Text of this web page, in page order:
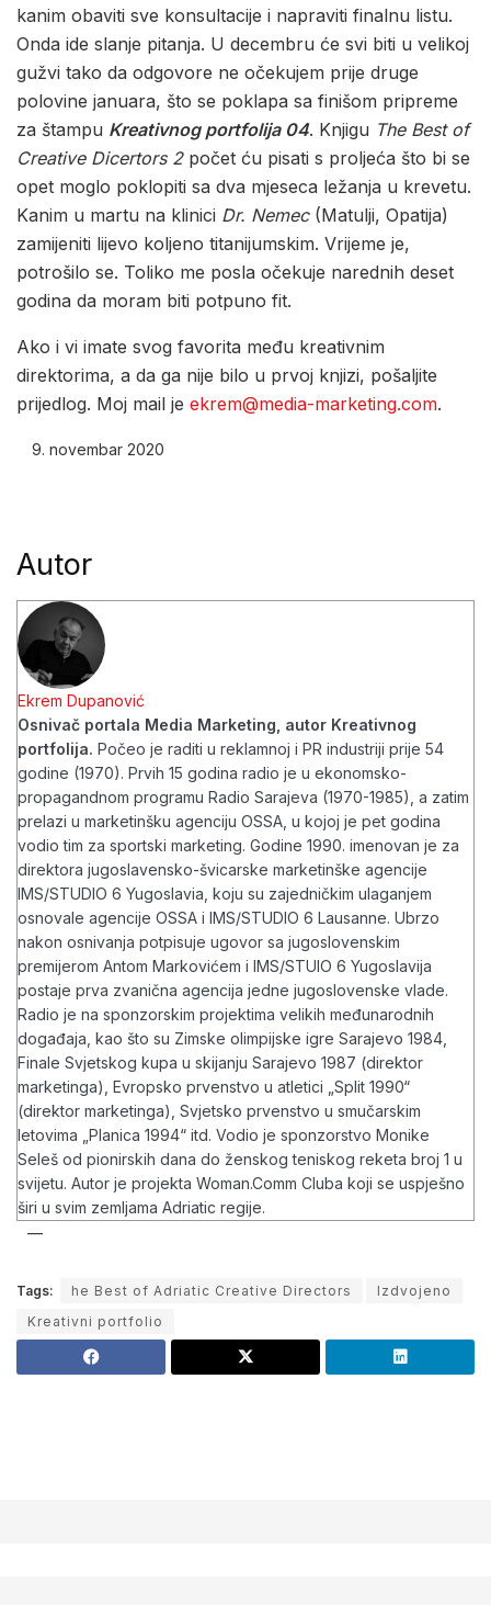
kanim obaviti sve konsultacije i napraviti finalnu listu.
Onda ide slanje pitanja. U decembru će svi biti u velikoj
gužvi tako da odgovore ne očekujem prije druge
polovine januara, što se poklapa sa finišom pripreme
za štampu Kreativnog portfolija 04. Knjigu The Best of
Creative Dicertors 2 počet ću pisati s proljeća što bi se
opet moglo poklopiti sa dva mjeseca ležanja u krevetu.
Kanim u martu na klinici Dr. Nemec(Matulji, Opatija)
zamijeniti lijevo koljeno titanijumskim. Vrijeme je,
potrošilo se. Toliko me posla očekuje narednih deset
godina da moram biti potpuno fit.
Ako i vi imate svog favorita među kreativnim
direktorima, a da ga nije bilo u prvoj knjizi, pošaljite
prijedlog. Moj mail je ekrem@media-marketing.com.
novembar 2020
Autor
Ekrem Dupanović
Osnivač portala Media Marketing, autor Kreativnog
portfolija. Počeo je raditi u reklamnoj i PR industriji prije 54
godine (1970). Prvih 15 godina radio je u ekonomsko-
propagandnom programu Radio Sarajeva (1970-1985), a zatim
prelazi u marketinšku agenciju OSSA, u kojoj je pet godina
vodio tim za sportski marketing. Godine 1990. imenovan je za
direktora jugoslavensko-švicarske marketinške agencije
IMS/STUDIO 6 Yugoslavia, koju su zajedničkim ulaganjem
osnovale agencije OSSA i IMS/STUDIO 6 Lausanne. Ubrzo
nakon osnivanja potpisuje ugovor sa jugoslovenskim
premijerom Antom Markovićem i IMS/STUIO 6 Yugoslavija
postaje prva zvanična agencija jedne jugoslovenske vlade.
Radio je na sponzorskim projektima velikih međunarodnih
događaja, kao što su Zimske olimpijske igre Sarajevo 1984,
Finale Svjetskog kupa u skijanju Sarajevo 1987 (direktor
marketinga), Evropsko prvenstvo u atletici „Split 1990“
(direktor marketinga), Svjetsko prvenstvo u smučarskim
letovima „Planica 1994“ itd. Vodio je sponzorstvo Monike
Seleš od pionirskih dana do ženskog teniskog reketa broj 1 u
svijetu. Autor je projekta Woman.Comm Cluba koji se uspješno
širi u svim zemljama Adriatic regije.
Tags: he Best of Adriatic Creative Directors
Izdvojeno
Kreativni portfolio